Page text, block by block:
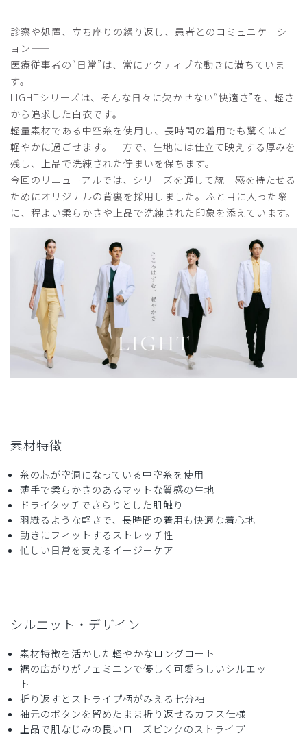
診察や処置、立ち座りの繰り返し、患者とのコミュニケーシ
ョン——
医療従事者の“日常”は、常にアクティブな動きに満ちていま
す。
LIGHTシリーズは、そんな日々に欠かせない“快適さ”を、軽さ
から追求した白衣です。
軽量素材である中空糸を使用し、長時間の着用でも驚くほど
軽やかに過ごせます。一方で、生地には仕立て映えする厚みを
残し、上品で洗練された佇まいを保ちます。
今回のリニューアルでは、シリーズを通して統一感を持たせる
ためにオリジナルの背裏を採用しました。ふと目に入った際
に、程よい柔らかさや上品で洗練された印象を添えています。
素材特徴
糸の芯が空洞になっている中空糸を使用
薄手で柔らかさのあるマットな質感の生地
ドライタッチでさらりとした肌触り
羽織るような軽さで、長時間の着用も快適な着心地
動きにフィットするストレッチ性
忙しい日常を支えるイージーケア
シルエット・デザイン
素材特徴を活かした軽やかなロングコート
裾の広がりがフェミニンで優しく可愛らしいシルエッ
ト
折り返すとストライプ柄がみえる七分袖
袖元のボタンを留めたまま折り返せるカフス仕様
上品で肌なじみの良いローズピンクのストライプ